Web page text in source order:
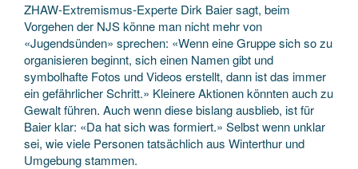
ZHAW-Extremismus-Experte Dirk Baier sagt, beim
Vorgehen der NJS könne man nicht mehr von
«Jugendsünden» sprechen: «Wenn eine Gruppe sich so zu
organisieren beginnt, sich einen Namen gibt und
symbolhafte Fotos und Videos erstellt, dann ist das immer
ein gefährlicher Schritt.» Kleinere Aktionen könnten auch zu
Gewalt führen. Auch wenn diese bislang ausblieb, ist für
Baier klar: «Da hat sich was formiert.» Selbst wenn unklar
sei, wie viele Personen tatsächlich aus Winterthur und
Umgebung stammen.